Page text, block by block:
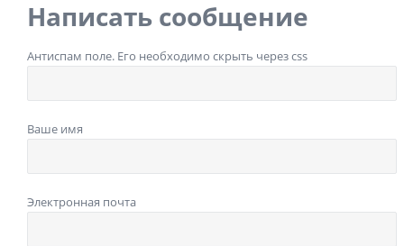
Написать сообщение
Антиспам поле. Его необходимо скрыть через css
Ваше имя
Электронная почта